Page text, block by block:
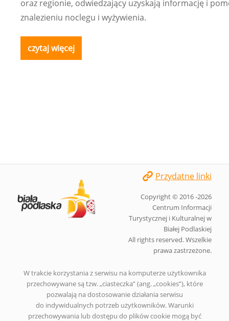
oraz regionie, odwiedzający uzyskają informację i
znalezieniu noclegu i wyżywienia.
czytaj więcej
Przydatne linki
Copyright © 2016 -2026
Centrum Informacji
Turystycznej i Kulturalnej w
Białej Podlaskiej
All rights reserved. Wszelkie
prawa zastrzeżone.
W trakcie korzystania z serwisu na komputerze użytkownika
przechowywane są tzw. „ciasteczka” (ang. „cookies”), które
pozwalają na dostosowanie działania serwisu
do indywidualnych potrzeb użytkowników. Warunki
przechowywania lub dostępu do plików cookie mogą być